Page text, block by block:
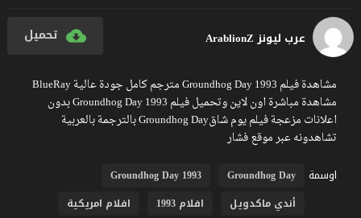
عرب ليونز ArablionZ تحميل
مشاهدة فيلم Groundhog Day 1993 مترجم كامل جودة عالية BlueRay
مشاهدة مباشرة اون لاين وتحميل فيلم Groundhog Day 1993 بدون
اعلانات مزعجة فيلم يوم شاقGroundhog Day بالترجمة بالعربية
تشاهدونه عبر موقع فشار
اوسمة
Groundhog Day
Groundhog Day 1993
أندي ماكدويل
افلام 1993
افلام امريكية